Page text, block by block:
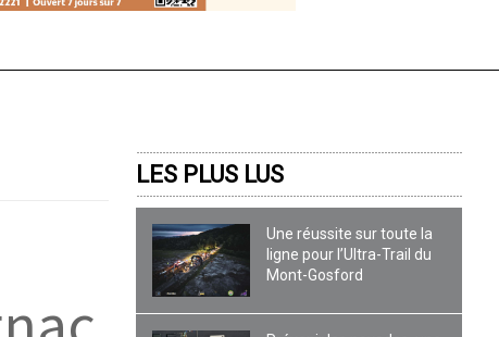
LES PLUS LUS
Une réussite sur toute la
ligne pour l’Ultra-Trail du
Mont-Gosford